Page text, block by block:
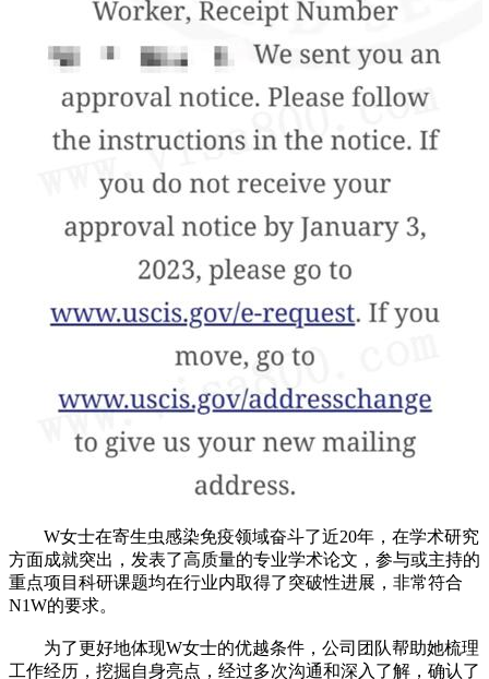
W女士在寄生虫感染免疫领域奋斗了近20年，在学术研究
方面成就突出，发表了高质量的专业学术论文，参与或主持的
重点项目科研课题均在行业内取得了突破性进展，非常符合
N1W的要求。
为了更好地体现W女士的优越条件，公司团队帮助她梳理
工作经历，挖掘自身亮点，经过多次沟通和深入了解，确认了